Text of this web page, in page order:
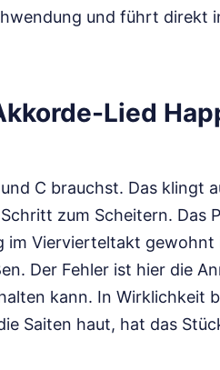
und führt direkt
Lied
C brauchst. Das klingt
zum Scheitern. Das
im Viervierteltakt gewohnt
Der Fehler ist hier die
kann. In Wirklichkeit
Saiten haut, hat das